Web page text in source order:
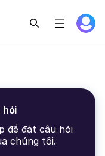
hỏi
để đặt câu hỏi
chúng tôi.